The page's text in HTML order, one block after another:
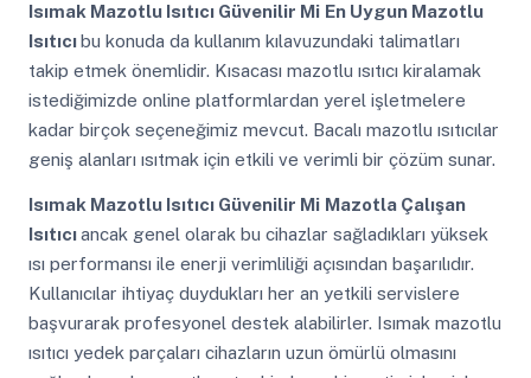
Isımak Mazotlu Isıtıcı Güvenilir Mi En Uygun Mazotlu
Isıtıcıbu konuda da kullanım kılavuzundaki talimatları
takip etmek önemlidir. Kısacası mazotlu ısıtıcı kiralamak
istediğimizde online platformlardan yerel işletmelere
kadar birçok seçeneğimiz mevcut. Bacalı mazotlu ısıtıcılar
geniş alanları ısıtmak için etkili ve verimli bir çözüm sunar.
Isımak Mazotlu Isıtıcı Güvenilir Mi Mazotla Çalışan
Isıtıcıancak genel olarak bu cihazlar sağladıkları yüksek
ısı performansı ile enerji verimliliği açısından başarılıdır.
Kullanıcılar ihtiyaç duydukları her an yetkili servislere
başvurarak profesyonel destek alabilirler. Isımak mazotlu
ısıtıcı yedek parçaları cihazların uzun ömürlü olmasını